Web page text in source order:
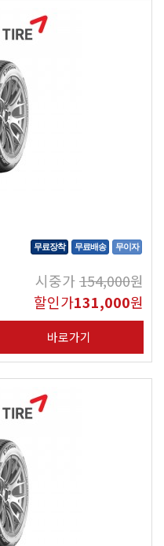
무료장착 무료배송 무이자
시중가154,000원
할인가131,000원
바로가기